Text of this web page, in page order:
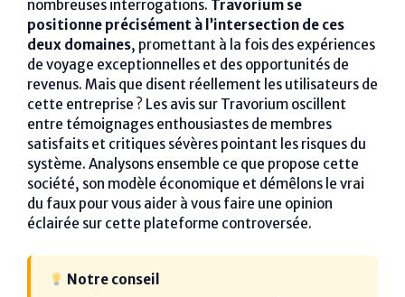
nombreuses interrogations. Travorium se
positionne précisément à l’intersection de ces
deux domaines, promettant à la fois des expériences
de voyage exceptionnelles et des opportunités de
revenus. Mais que disent réellement les utilisateurs de
cette entreprise ? Les avis sur Travorium oscillent
entre témoignages enthousiastes de membres
satisfaits et critiques sévères pointant les risques du
système. Analysons ensemble ce que propose cette
société, son modèle économique et démêlons le vrai
du faux pour vous aider à vous faire une opinion
éclairée sur cette plateforme controversée.
Notre conseil